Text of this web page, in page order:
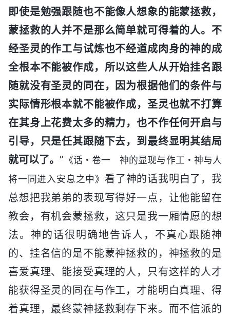
即使是勉强跟随也不能像人想象的能蒙拯救，
蒙拯救的人并不是那么简单就可得着的人。不
经圣灵的作工与试炼也不经道成肉身的神的成
全根本不能被作成，所以这些人从开始挂名跟
随就没有圣灵的同在，因为根据他们的条件与
实际情形根本就不能被作成，圣灵也就不打算
在其身上花费太多的精力，也不作任何开启与
引导，只是任其跟随下去，到最终显明其结局
就可以了。” 《话・卷一 神的显现与作工・神与人
将一同进入安息之中》 看了神的话我明白了，我
总想把我弟弟的表现写得好一点，让他能留在
教会，有机会蒙拯救，这只是我一厢情愿的想
法。神的话很明确地告诉人，不真心跟随神
的、挂名信的是不能蒙神拯救的，神拯救的是
喜爱真理、能接受真理的人，只有这样的人才
能获得圣灵的同在与作工，才能明白真理、得
着真理，最终蒙神拯救剩存下来。而不信派的